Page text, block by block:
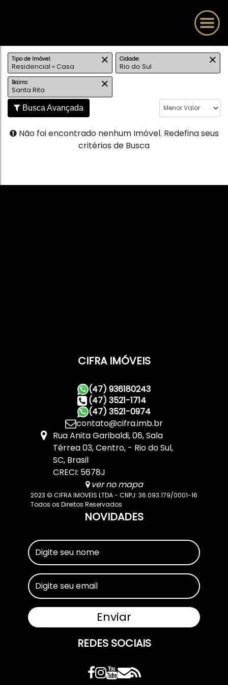
Tipo de Imóvel:
Residencial » Casa
Cidade:
Rio do Sul
Bairro:
Santa Rita
Busca Avançada
Não foi encontrado nenhum Imóvel. Redefina seus
critérios de Busca
CIFRA IMÓVEIS
(47) 936180243
(47) 3521-1714
(47) 3521-0974
contato@cifra.imb.br
Rua Anita Garibaldi,06,Sala
Térrea 03,Centro, Rio do Sul,
SC, Brasil
CRECI: 5678J
ver no mapa
2023 © CIFRA IMOVEIS LTDA - CNPJ: 36.093.179/0001-16
Todos os Direitos Reservados
NOVIDADES
REDES SOCIAIS